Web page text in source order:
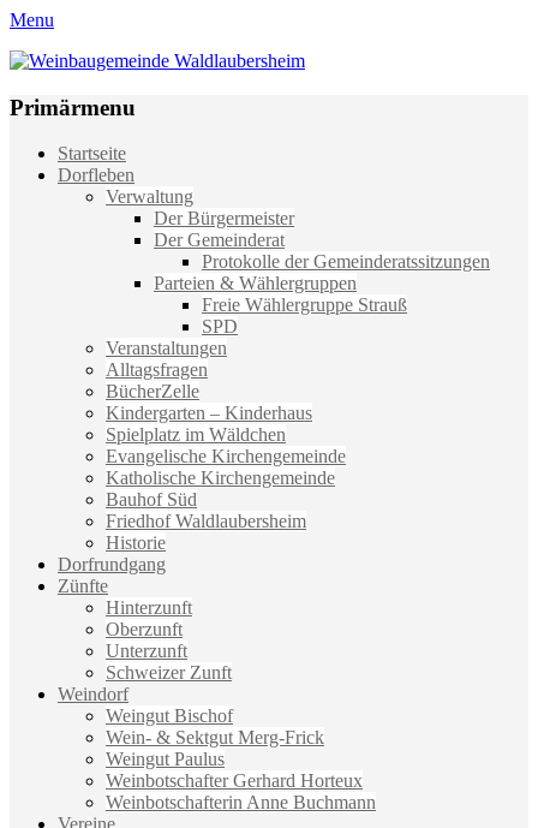
Menu
Weinbaugemeinde Waldlaubersheim
Primärmenu
Weiter
zum
Startseite
Dorfleben
Verwaltung
Der Bürgermeister
Der Gemeinderat
Protokolle der Gemeinderatssitzungen
Parteien & Wählergruppen
Freie Wählergruppe Strauß
SPD
Veranstaltungen
Alltagsfragen
BücherZelle
Kindergarten – Kinderhaus
Spielplatz im Wäldchen
Evangelische Kirchengemeinde
Katholische Kirchengemeinde
Bauhof Süd
Friedhof Waldlaubersheim
Historie
Dorfrundgang
Zünfte
Hinterzunft
Oberzunft
Unterzunft
Schweizer Zunft
Weindorf
Weingut Bischof
Wein- & Sektgut Merg-Frick
Weingut Paulus
Weinbotschafter Gerhard Horteux
Weinbotschafterin Anne Buchmann